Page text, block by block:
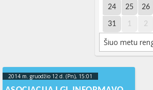
24 25 26
31 1 2
Šiuo metu
2014 m. gruodžio 12 d. (Pn), 15:01